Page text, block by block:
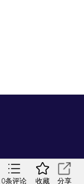
0条评论 收藏 分享